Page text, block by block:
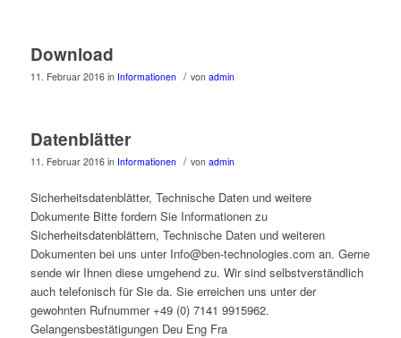
Download
11. Februar 2016 in Informationen / von admin
Datenblätter
11. Februar 2016 in Informationen / von admin
Sicherheitsdatenblätter, Technische Daten und weitere
Dokumente Bitte fordern Sie Informationen zu
Sicherheitsdatenblättern, Technische Daten und weiteren
Dokumenten bei uns unter Info@ben-technologies.com an. Gerne
sende wir Ihnen diese umgehend zu. Wir sind selbstverständlich
auch telefonisch für Sie da. Sie erreichen uns unter der
gewohnten Rufnummer +49 (0) 7141 9915962.
Gelangensbestätigungen Deu Eng Fra